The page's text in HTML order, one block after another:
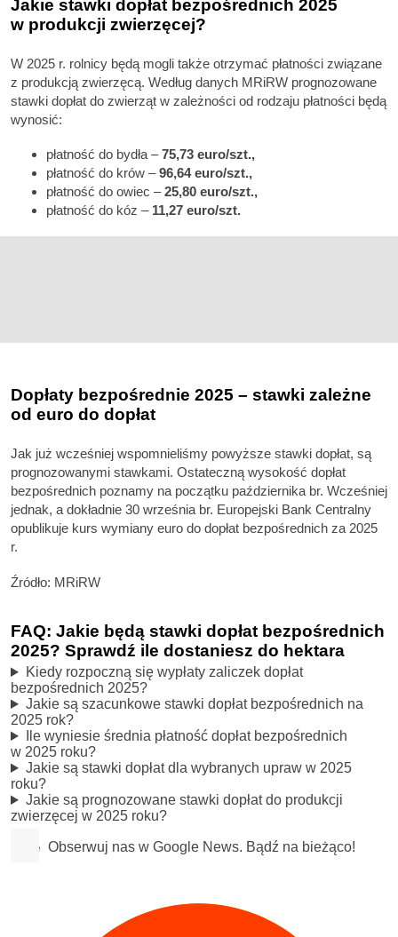
Jakie stawki dopłat bezpośrednich 2025
w produkcji zwierzęcej?
W 2025 r. rolnicy będą mogli także otrzymać płatności związane
z produkcją zwierzęcą. Według danych MRiRW prognozowane
stawki dopłat do zwierząt w zależności od rodzaju płatności będą
wynosić:
płatność do bydła –75,73 euro/szt.,
płatność do krów –96,64 euro/szt.,
płatność do owiec –25,80 euro/szt.,
płatność do kóz – 11,27 euro/szt.
Dopłaty bezpośrednie 2025 – stawki zależne
od euro do dopłat
Jak już wcześniej wspomnieliśmy powyższe stawki dopłat, są
prognozowanymi stawkami. Ostateczną wysokość dopłat
bezpośrednich poznamy na początku października br. Wcześniej
jednak, a dokładnie 30 września br. Europejski Bank Centralny
opublikuje kurs wymiany euro do dopłat bezpośrednich za 2025
r.
Źródło: MRiRW
FAQ: Jakie będą stawki dopłat bezpośrednich
2025? Sprawdź ile dostaniesz do hektara
Kiedy rozpoczną się wypłaty zaliczek dopłat
bezpośrednich 2025?
Jakie są szacunkowe stawki dopłat bezpośrednich na
2025 rok?
Ile wyniesie średnia płatność dopłat bezpośrednich
w 2025 roku?
Jakie są stawki dopłat dla wybranych upraw w 2025
roku?
Jakie są prognozowane stawki dopłat do produkcji
zwierzęcej w 2025 roku?
Obserwuj nas w Google News. Bądź na bieżąco!